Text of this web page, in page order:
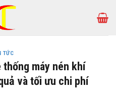
TỨC
máy nén khí
và tối ưu chi phí